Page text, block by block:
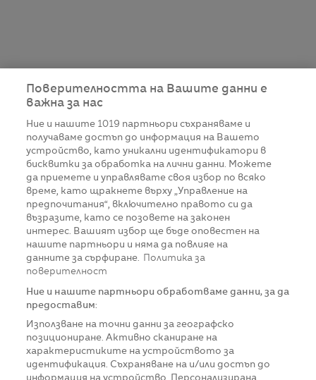
Поверителността на Вашите данни е
важна за нас
Ние и нашите 1019 партньори съхраняваме и
получаваме достъп до информация на Вашето
устройство, като уникални идентификатори в
бисквитки за обработка на лични данни. Можете
да приемете и управлявате своя избор по всяко
време, като щракнете върху „Управление на
предпочитания“, включително правото си да
възразите, като се позовете на законен
интерес. Вашият избор ще бъде оповестен на
нашите партньори и няма да повлияе на
данните за сърфиране.
Политика за
поверителност
Ние и нашите партньори обработваме данни, за да
предоставим:
Използване на точни данни за географско
позициониране. Активно сканиране на
характеристиките на устройството за
идентификация. Съхраняване на и/или достъп до